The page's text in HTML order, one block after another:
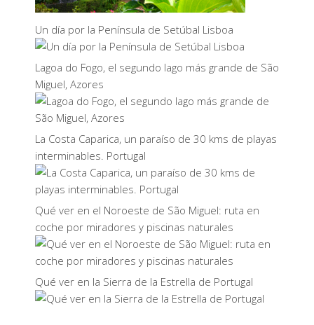
Un día por la Península de Setúbal Lisboa
Lagoa do Fogo, el segundo lago más grande de São
Miguel, Azores
La Costa Caparica, un paraíso de 30 kms de playas
interminables. Portugal
Qué ver en el Noroeste de São Miguel: ruta en
coche por miradores y piscinas naturales
Qué ver en la Sierra de la Estrella de Portugal